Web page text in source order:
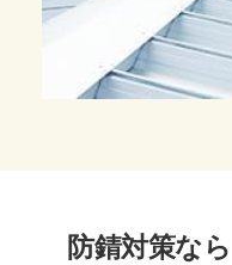
防錆対策な